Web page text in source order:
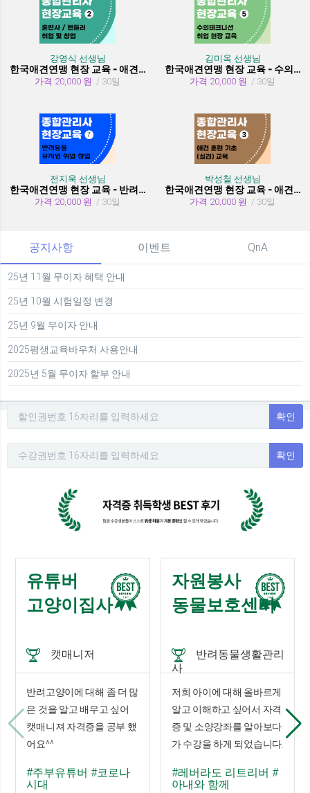
강영식 선생님
한국애견연맹 현장 교육 - 애견훈련사/핸들러 취업 및 창업
가격 20,000 원 / 30일
김미옥 선생님
한국애견연맹 현장 교육 - 수의테크니션(동물보건사) (취업 현장 교육)
가격 20,000 원 / 30일
전지욱 선생님
한국애견연맹 현장 교육 - 반려동물 유치원 취창업
가격 20,000 원 / 30일
박성철 선생님
한국애견연맹 현장 교육 - 애견 훈련 기초 (실견)
가격 20,000 원 / 30일
공지사항 이벤트 QnA
25년 11월 무이자 혜택 안내
25년 10월 시험일정 변경
25년 9월 무이자 안내
2025평생교육바우처 사용안내
2025년 5월 무이자 할부 안내
확인
확인
유튜버
고양이집사
캣매니저
반려고양이에 대해 좀 더 많
은 것을 알고 배우고 싶어
캣매니져 자격증을 공부 했
어요^^
#주부유튜버 #코로나
시대
자원봉사
동물보호센터
반려동물생활관리
사
저희 아이에 대해 올바르게
알고 이해하고 싶어서 자격
증 및 소양강좌를 알아보다
가 수강을 하게 되었습니다.
#레버라도 리트리버 #
아내와 함께